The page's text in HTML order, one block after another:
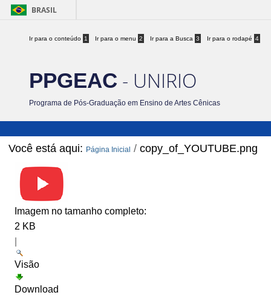
BRASIL
Ir para o conteúdo 1 Ir para o menu 2 Ir para a Busca 3 Ir para o rodapé 4
PPGEAC - UNIRIO
Programa de Pós-Graduação em Ensino de Artes Cênicas
Você está aqui: Página Inicial /copy_of_YOUTUBE.png
Imagem no tamanho completo:
2 KB
Visão
Download